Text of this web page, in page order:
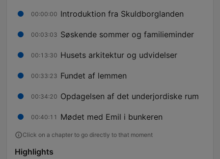
00:00:00 Introduktion fra Skuldborglanden
00:03:03 Søskende sommer og familieminder
00:13:30 Husets arkitektur og udvidelser
00:33:23 Fundet af lemmen
00:34:20 Opdagelsen af det underjordiske rum
00:40:11 Mødet med Emil i bunkeren
Click on a chapter to go directly to that moment
Highlights